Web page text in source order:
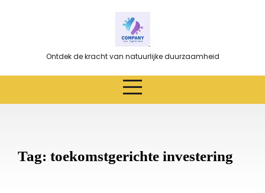
Ontdek de kracht van natuurlijke duurzaamheid
Tag: toekomstgerichte investering